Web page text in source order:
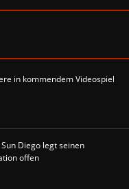
in kommendem Videospiel
Sun Diego legt seinen
offen